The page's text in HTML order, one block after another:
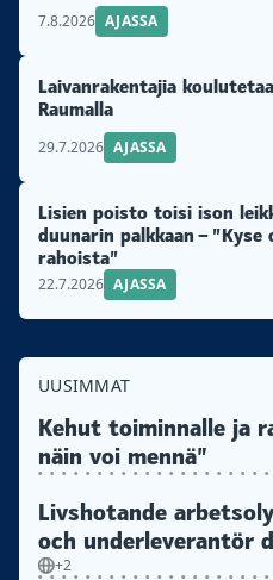
7.8.2026 AJASSA
Laivanrakentajia
Raumalla
29.7.2026 AJASSA
Lisien poisto toisi ison
duunarin palkkaan –
rahoista”
22.7.2026 AJASSA
UUSIMMAT
Kehut toiminnalle ja
näin voi mennä”
Livshotande
och underleverantör
+2